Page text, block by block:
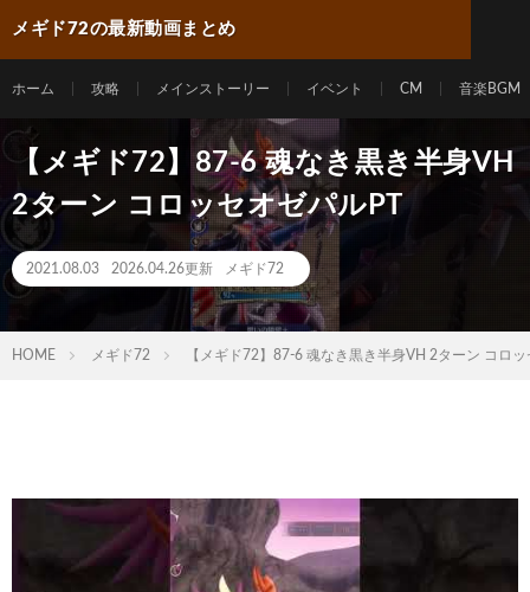
メギド72の最新動画まとめ
ホーム 攻略 メインストーリー イベント CM 音楽BGM
【メギド72】87-6 魂なき黒き半身VH
2ターン コロッセオゼパルPT
2021.08.03 2026.04.26更新 メギド72
HOME メギド72 【メギド72】87-6 魂なき黒き半身VH 2ターン コロ